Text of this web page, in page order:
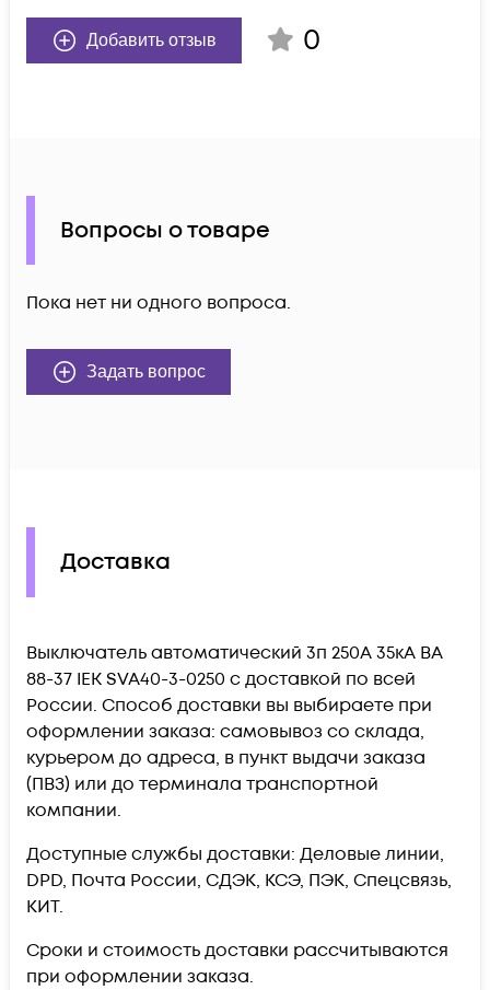
Добавить отзыв 0
Вопросы о товаре
Пока нет ни одного вопроса.
Задать вопрос
Доставка
Выключатель автоматический 3п 250А 35кА ВА
88-37 IEK SVA40-3-0250 c доставкой по всей
России. Способ доставки вы выбираете при
оформлении заказа: самовывоз со склада,
курьером до адреса, в пункт выдачи заказа
(ПВЗ) или до терминала транспортной
компании.
Доступные службы доставки: Деловые линии,
DPD, Почта России, СДЭК, КСЭ, ПЭК, Спецсвязь,
КИТ.
Сроки и стоимость доставки рассчитываются
при оформлении заказа.